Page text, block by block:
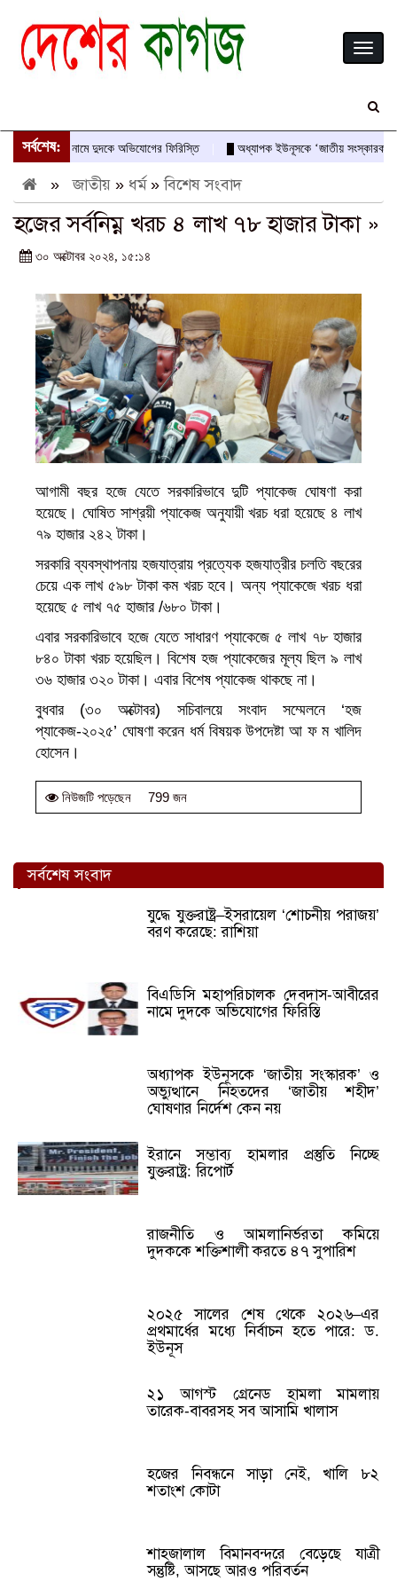
সর্বশেষ:
আবীরের নামে দুদকে অভিযোগের ফিরিস্তি অধ্যাপক ইউনূসকে ‘জাতীয় সংস্কারক’ ও
»জাতীয় » ধর্ম»বিশেষ সংবাদ
হজের সর্বনিম্ন খরচ ৪ লাখ ৭৮ হাজার টাকা »
৩০ অক্টোবর ২০২৪, ১৫:১৪
আগামী বছর হজে যেতে সরকারিভাবে দুটি প্যাকেজ ঘোষণা করা
হয়েছে। ঘোষিত সাশ্রয়ী প্যাকেজ অনুযায়ী খরচ ধরা হয়েছে ৪ লাখ
৭৯ হাজার ২৪২ টাকা।
সরকারি ব্যবস্থাপনায় হজযাত্রায় প্রত্যেক হজযাত্রীর চলতি বছরের
চেয়ে এক লাখ ৫৯৮ টাকা কম খরচ হবে। অন্য প্যাকেজে খরচ ধরা
হয়েছে ৫ লাখ ৭৫ হাজার /৬৮০ টাকা।
এবার সরকারিভাবে হজে যেতে সাধারণ প্যাকেজে ৫ লাখ ৭৮ হাজার
৮৪০ টাকা খরচ হয়েছিল। বিশেষ হজ প্যাকেজের মূল্য ছিল ৯ লাখ
৩৬ হাজার ৩২০ টাকা। এবার বিশেষ প্যাকেজ থাকছে না।
বুধবার (৩০ অক্টোবর) সচিবালয়ে সংবাদ সম্মেলনে ‘হজ
প্যাকেজ-২০২৫’ ঘোষণা করেন ধর্ম বিষয়ক উপদেষ্টা আ ফ ম খালিদ
হোসেন।
নিউজটি পড়েছেন 799 জন
সর্বশেষ সংবাদ
যুদ্ধে যুক্তরাষ্ট্র–ইসরায়েল ‘শোচনীয় পরাজয়’
বরণ করেছে: রাশিয়া
বিএডিসি মহাপরিচালক দেবদাস-আবীরের
নামে দুদকে অভিযোগের ফিরিস্তি
অধ্যাপক ইউনূসকে ‘জাতীয় সংস্কারক’ ও
অভ্যুত্থানে নিহতদের ‘জাতীয় শহীদ’
ঘোষণার নির্দেশ কেন নয়
ইরানে সম্ভাব্য হামলার প্রস্তুতি নিচ্ছে
যুক্তরাষ্ট্র: রিপোর্ট
রাজনীতি ও আমলানির্ভরতা কমিয়ে
দুদককে শক্তিশালী করতে ৪৭ সুপারিশ
২০২৫ সালের শেষ থেকে ২০২৬–এর
প্রথমার্ধের মধ্যে নির্বাচন হতে পারে: ড.
ইউনূস
২১ আগস্ট গ্রেনেড হামলা মামলায়
তারেক-বাবরসহ সব আসামি খালাস
হজের নিবন্ধনে সাড়া নেই, খালি ৮২
শতাংশ কোটা
শাহজালাল বিমানবন্দরে বেড়েছে যাত্রী
সন্তুষ্টি, আসছে আরও পরিবর্তন